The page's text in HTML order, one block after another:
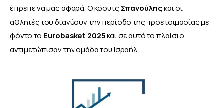
έπρεπε να μας αφορά. Ο κόουτς Σπανούλης και οι
αθλητές του διανύουν την περίοδο της προετοιμασίας με
φόντο το Eurobasket 2025 και σε αυτό το πλαίσιο
αντιμετώπισαν την ομάδα του Ισραήλ.